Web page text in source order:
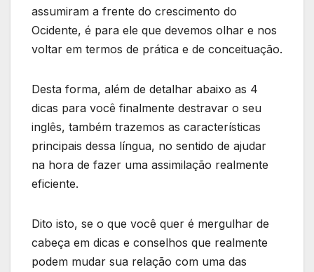
assumiram a frente do crescimento do
Ocidente, é para ele que devemos olhar e nos
voltar em termos de prática e de conceituação.
Desta forma, além de detalhar abaixo as 4
dicas para você finalmente destravar o seu
inglês, também trazemos as características
principais dessa língua, no sentido de ajudar
na hora de fazer uma assimilação realmente
eficiente.
Dito isto, se o que você quer é mergulhar de
cabeça em dicas e conselhos que realmente
podem mudar sua relação com uma das